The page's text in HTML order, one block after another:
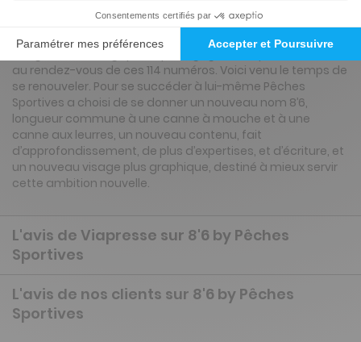
promoteur d’une certaine idée de la pêche de loisirs. Le
plaisir de l’eau, la découverte des rivières et des poissons,
la vigilance écologique, la pédagogie et l’expertise ont été
au rendez-vous de ces 114 numéros. Voici venu le temps de
se renouveler. Pour se succéder à lui-même Pêches
Sportives a choisi de se donner un nouveau nom 8’6,
longueur commune à une canne à mouche et à une
canne aux leurres, un nouveau contenu, fait
d’approfondissement, de plus d’expertises, et d’écriture, et
un nouveau visage plus graphique, destiné à mieux servir
cette ambition nouvelle.
L'avis de Viapresse sur 8'6 by Pêches
Sportives
L'avis de nos clients sur 8'6 by Pêches
Sportives